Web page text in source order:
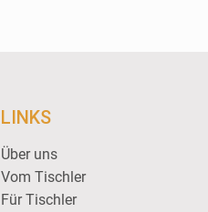
LINKS
Über uns
Vom Tischler
Für Tischler